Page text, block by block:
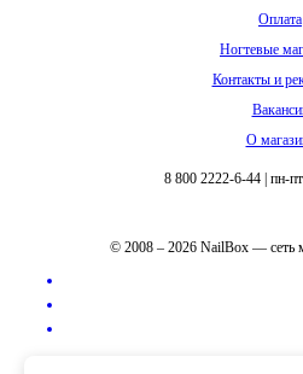
Оплата
Ногтевые
Контакты и
О
8 800 2222-6-44 пн-
© 2008 – 2026 NailBox — сеть